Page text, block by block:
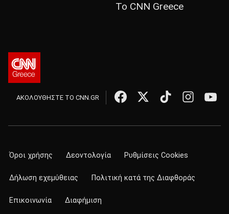
Το CNN Greece
ΑΚΟΛΟΥΘΗΣΤΕ ΤΟ CNN.GR
Όροι χρήσης Δεοντολογία Ρυθμίσεις Cookies
Δήλωση εχεμύθειας Πολιτική κατά της Διαφθοράς
Επικοινωνία Διαφήμιση